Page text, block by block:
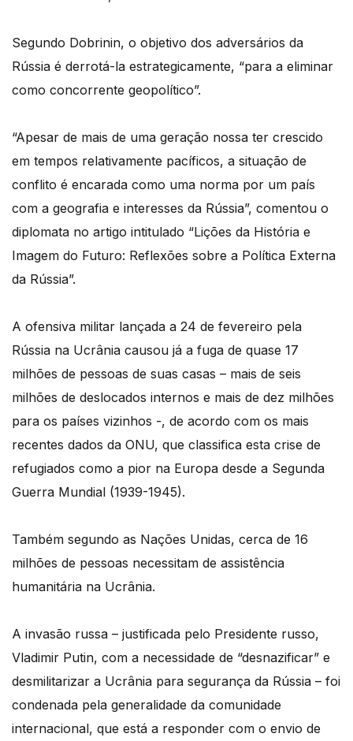
Segundo Dobrinin, o objetivo dos adversários da
Rússia é derrotá-la estrategicamente, “para a eliminar
como concorrente geopolítico”.
“Apesar de mais de uma geração nossa ter crescido
em tempos relativamente pacíficos, a situação de
conflito é encarada como uma norma por um país
com a geografia e interesses da Rússia”, comentou o
diplomata no artigo intitulado “Lições da História e
Imagem do Futuro: Reflexões sobre a Política Externa
da Rússia”.
A ofensiva militar lançada a 24 de fevereiro pela
Rússia na Ucrânia causou já a fuga de quase 17
milhões de pessoas de suas casas – mais de seis
milhões de deslocados internos e mais de dez milhões
para os países vizinhos -, de acordo com os mais
recentes dados da ONU, que classifica esta crise de
refugiados como a pior na Europa desde a Segunda
Guerra Mundial (1939-1945).
Também segundo as Nações Unidas, cerca de 16
milhões de pessoas necessitam de assistência
humanitária na Ucrânia.
A invasão russa – justificada pelo Presidente russo,
Vladimir Putin, com a necessidade de “desnazificar” e
desmilitarizar a Ucrânia para segurança da Rússia – foi
condenada pela generalidade da comunidade
internacional, que está a responder com o envio de